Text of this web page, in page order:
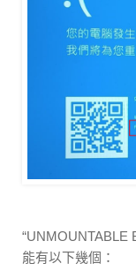
“UNMOUNTABLE
能有以下幾個：